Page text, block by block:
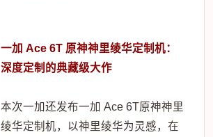
一加 Ace 6T 原神神里绫华定制机：
深度定制的典藏级大作
本次一加还发布一加 Ace 6T原神神里
绫华定制机，以神里绫华为灵感，在